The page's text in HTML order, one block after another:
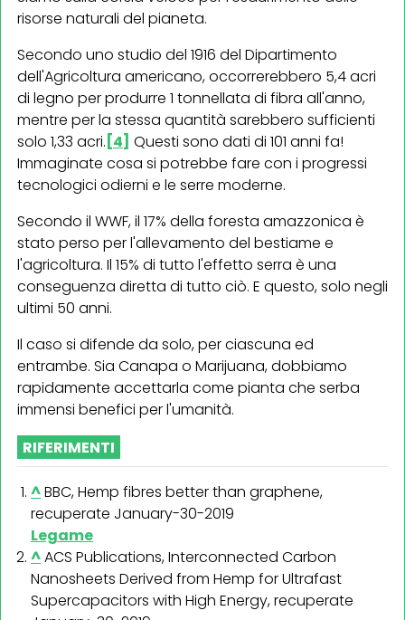
risorse naturali del pianeta.
Secondo uno studio del 1916 del Dipartimento
dell'Agricoltura americano, occorrerebbero 5,4 acri
di legno per produrre 1 tonnellata di fibra all'anno,
mentre per la stessa quantità sarebbero sufficienti
solo 1,33 acri. [4] Questi sono dati di 101 anni fa!
Immaginate cosa si potrebbe fare con i progressi
tecnologici odierni e le serre moderne.
Secondo il WWF, il 17% della foresta amazzonica è
stato perso per l'allevamento del bestiame e
l'agricoltura. Il 15% di tutto l'effetto serra è una
conseguenza diretta di tutto ciò. E questo, solo negli
ultimi 50 anni.
Il caso si difende da solo, per ciascuna ed
entrambe. Sia Canapa o Marijuana, dobbiamo
rapidamente accettarla come pianta che serba
immensi benefici per l'umanità.
RIFERIMENTI
^BBC, Hemp fibres better than graphene,
recuperate January-30-2019
Legame
^ACS Publications, Interconnected Carbon
Nanosheets Derived from Hemp for Ultrafast
Supercapacitors with High Energy, recuperate